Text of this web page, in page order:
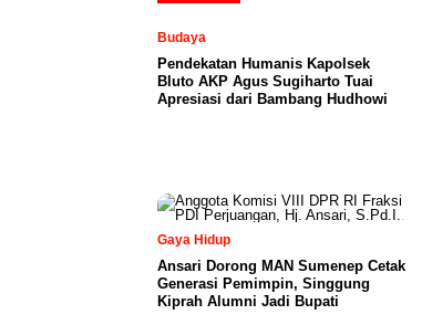
Budaya
Pendekatan Humanis Kapolsek
Bluto AKP Agus Sugiharto Tuai
Apresiasi dari Bambang Hudhowi
Gaya Hidup
Ansari Dorong MAN Sumenep Cetak
Generasi Pemimpin, Singgung
Kiprah Alumni Jadi Bupati